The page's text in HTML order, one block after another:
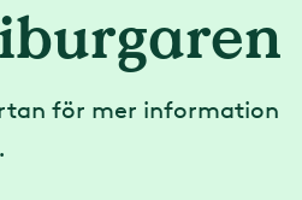
för mer information